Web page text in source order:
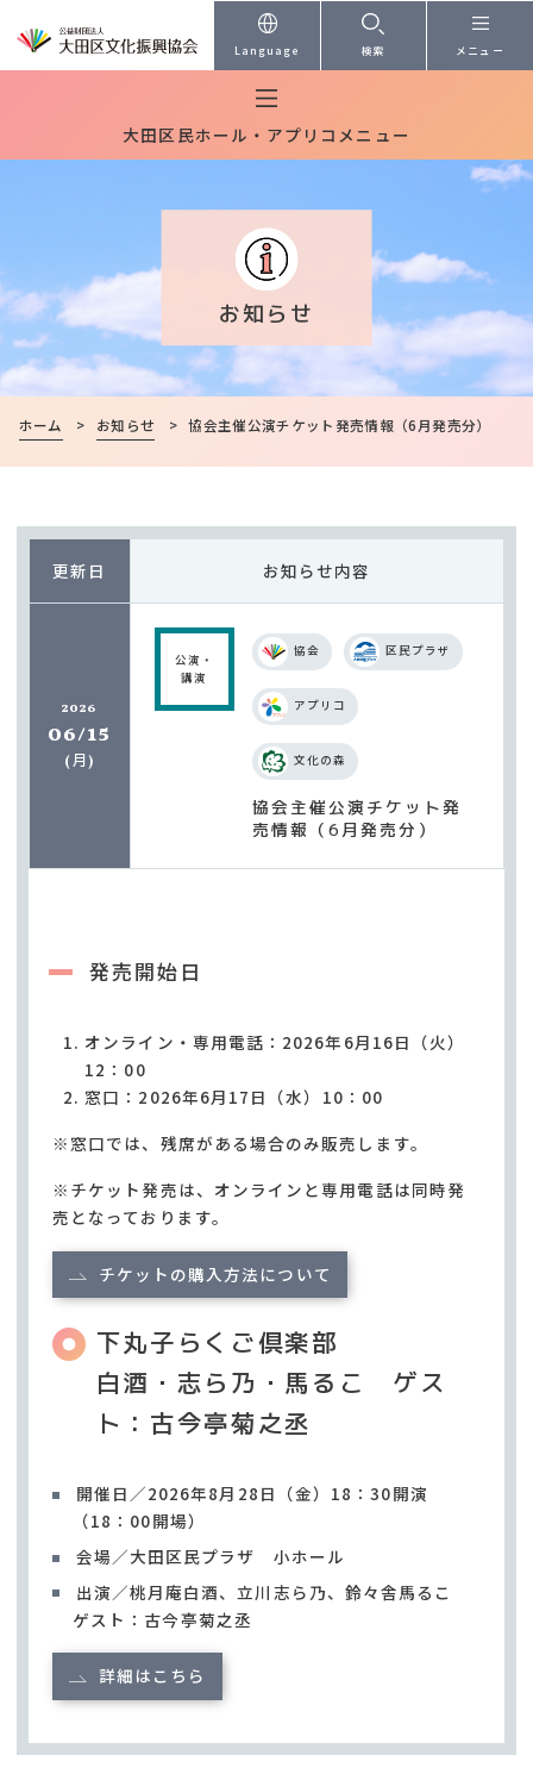
本文へ
Language 検索 メニュー
大田区民ホール・アプリコメニュー
お知らせ
ホーム > お知らせ > 協会主催公演チケット発売情報（6月発売分）
更新日 お知らせ内容
2026
06/15
(月)
公演・
講演
協会 区民プラザ
アプリコ
文化の森
協会主催公演チケット発
売情報（6月発売分）
発売開始日
オンライン・専用電話：2026年6月16日（火）
12：00
窓口：2026年6月17日（水）10：00
※窓口では、残席がある場合のみ販売します。
※チケット発売は、オンラインと専用電話は同時発
売となっております。
チケットの購入方法について
下丸子らくご倶楽部
白酒・志ら乃・馬るこ ゲス
ト：古今亭菊之丞
開催日／2026年8月28日（金）18：30開演
（18：00開場）
会場／大田区民プラザ 小ホール
出演／桃月庵白酒、立川志ら乃、鈴々舎馬るこ
ゲスト：古今亭菊之丞
詳細はこちら